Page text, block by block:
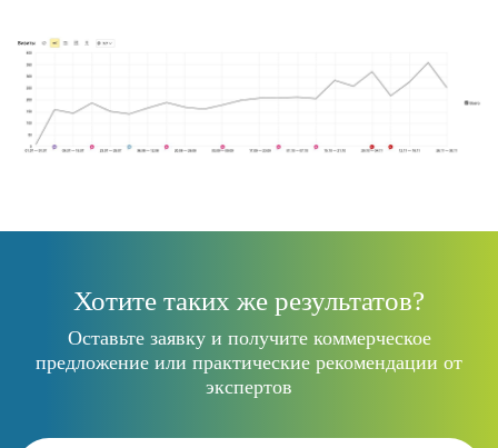
Хотите таких же результатов?
Оставьте заявку и получите коммерческое
предложение или практические рекомендации от
экспертов